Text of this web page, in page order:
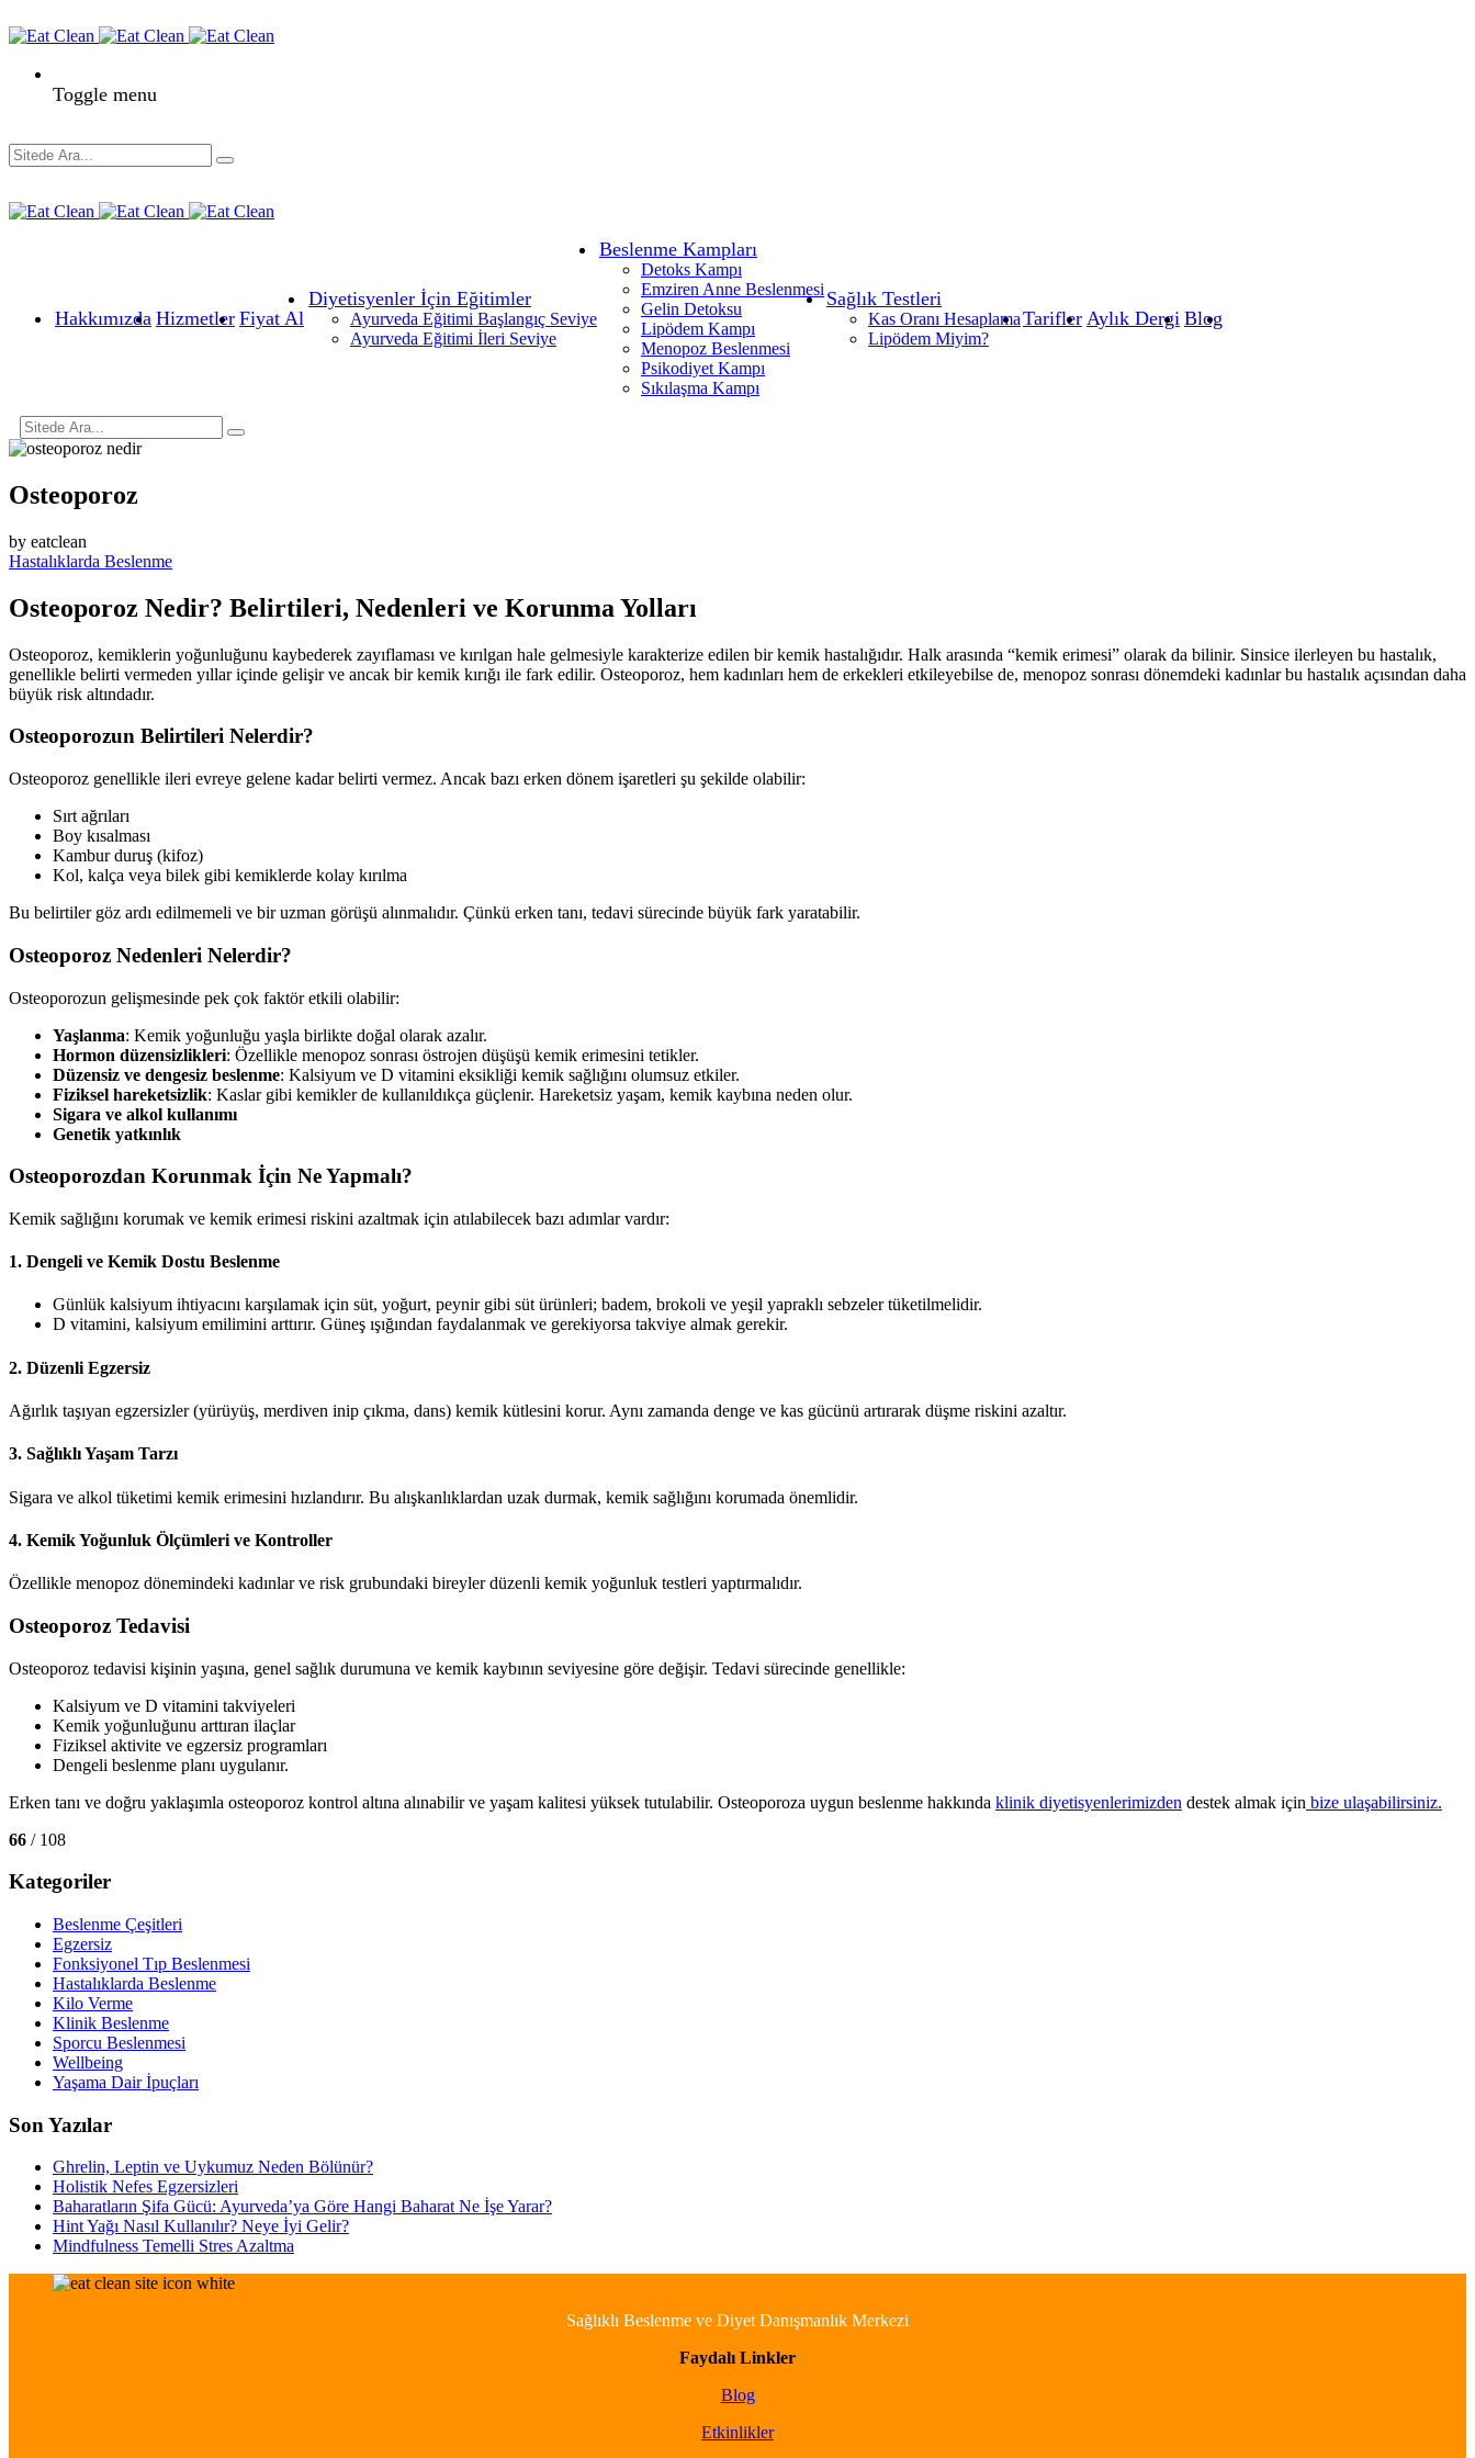
Toggle menu
Hakkımızda Hizmetler Fiyat Al
Diyetisyenler İçin Eğitimler
Ayurveda Eğitimi Başlangıç Seviye
Ayurveda Eğitimi İleri Seviye
Beslenme Kampları
Detoks Kampı
Emziren Anne Beslenmesi
Gelin Detoksu
Lipödem Kampı
Menopoz Beslenmesi
Psikodiyet Kampı
Sıkılaşma Kampı
Sağlık Testleri
Kas Oranı Hesaplama
Lipödem Miyim?
Tarifler Aylık Dergi Blog
Osteoporoz
by eatclean
Hastalıklarda Beslenme
Osteoporoz Nedir? Belirtileri, Nedenleri ve Korunma Yolları
Osteoporoz, kemiklerin yoğunluğunu kaybederek zayıflaması ve kırılgan hale gelmesiyle karakterize edilen bir kemik hastalığıdır. Halk arasında “kemik erimesi” olarak da bilinir. Sinsice ilerleyen bu hastalık,
genellikle belirti vermeden yıllar içinde gelişir ve ancak bir kemik kırığı ile fark edilir. Osteoporoz, hem kadınları hem de erkekleri etkileyebilse de, menopoz sonrası dönemdeki kadınlar bu hastalık açısından daha
büyük risk altındadır.
Osteoporozun Belirtileri Nelerdir?
Osteoporoz genellikle ileri evreye gelene kadar belirti vermez. Ancak bazı erken dönem işaretleri şu şekilde olabilir:
Sırt ağrıları
Boy kısalması
Kambur duruş (kifoz)
Kol, kalça veya bilek gibi kemiklerde kolay kırılma
Bu belirtiler göz ardı edilmemeli ve bir uzman görüşü alınmalıdır. Çünkü erken tanı, tedavi sürecinde büyük fark yaratabilir.
Osteoporoz Nedenleri Nelerdir?
Osteoporozun gelişmesinde pek çok faktör etkili olabilir:
Yaşlanma: Kemik yoğunluğu yaşla birlikte doğal olarak azalır.
Hormon düzensizlikleri: Özellikle menopoz sonrası östrojen düşüşü kemik erimesini tetikler.
Düzensiz ve dengesiz beslenme: Kalsiyum ve D vitamini eksikliği kemik sağlığını olumsuz etkiler.
Fiziksel hareketsizlik: Kaslar gibi kemikler de kullanıldıkça güçlenir. Hareketsiz yaşam, kemik kaybına neden olur.
Sigara ve alkol kullanımı
Genetik yatkınlık
Osteoporozdan Korunmak İçin Ne Yapmalı?
Kemik sağlığını korumak ve kemik erimesi riskini azaltmak için atılabilecek bazı adımlar vardır:
1. Dengeli ve Kemik Dostu Beslenme
Günlük kalsiyum ihtiyacını karşılamak için süt, yoğurt, peynir gibi süt ürünleri; badem, brokoli ve yeşil yapraklı sebzeler tüketilmelidir.
D vitamini, kalsiyum emilimini arttırır. Güneş ışığından faydalanmak ve gerekiyorsa takviye almak gerekir.
2. Düzenli Egzersiz
Ağırlık taşıyan egzersizler (yürüyüş, merdiven inip çıkma, dans) kemik kütlesini korur. Aynı zamanda denge ve kas gücünü artırarak düşme riskini azaltır.
3. Sağlıklı Yaşam Tarzı
Sigara ve alkol tüketimi kemik erimesini hızlandırır. Bu alışkanlıklardan uzak durmak, kemik sağlığını korumada önemlidir.
4. Kemik Yoğunluk Ölçümleri ve Kontroller
Özellikle menopoz dönemindeki kadınlar ve risk grubundaki bireyler düzenli kemik yoğunluk testleri yaptırmalıdır.
Osteoporoz Tedavisi
Osteoporoz tedavisi kişinin yaşına, genel sağlık durumuna ve kemik kaybının seviyesine göre değişir. Tedavi sürecinde genellikle:
Kalsiyum ve D vitamini takviyeleri
Kemik yoğunluğunu arttıran ilaçlar
Fiziksel aktivite ve egzersiz programları
Dengeli beslenme planı uygulanır.
Erken tanı ve doğru yaklaşımla osteoporoz kontrol altına alınabilir ve yaşam kalitesi yüksek tutulabilir. Osteoporoza uygun beslenme hakkında klinik diyetisyenlerimizden destek almak için bize ulaşabilirsiniz.
66 / 108
Kategoriler
Beslenme Çeşitleri
Egzersiz
Fonksiyonel Tıp Beslenmesi
Hastalıklarda Beslenme
Kilo Verme
Klinik Beslenme
Sporcu Beslenmesi
Wellbeing
Yaşama Dair İpuçları
Son Yazılar
Ghrelin, Leptin ve Uykumuz Neden Bölünür?
Holistik Nefes Egzersizleri
Baharatların Şifa Gücü: Ayurveda’ya Göre Hangi Baharat Ne İşe Yarar?
Hint Yağı Nasıl Kullanılır? Neye İyi Gelir?
Mindfulness Temelli Stres Azaltma
Sağlıklı Beslenme ve Diyet Danışmanlık Merkezi
Faydalı Linkler
Blog
Etkinlikler